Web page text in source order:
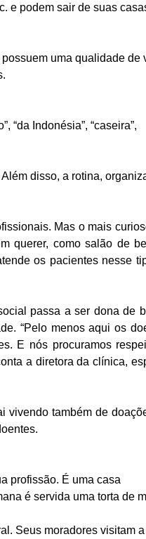
e podem sair de suas
uma qualidade de
“da Indonésia”, “caseira”,
disso, a rotina,
Mas o mais
querer, como salão de
os pacientes nesse
passa a ser dona de
“Pelo menos aqui os
E nós procuramos
a diretora da clínica,
vivendo também de
profissão. É uma casa
é servida uma torta de
Seus moradores visitam a